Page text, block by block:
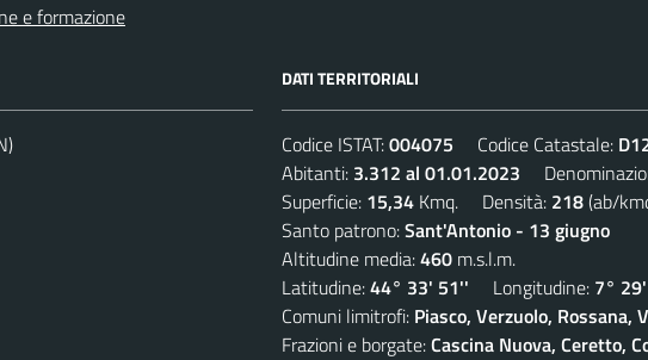
e formazione
DATI TERRITORIALI
Codice ISTAT:004075 Codice Catastale:
Abitanti: 3.312 al 01.01.2023
Superficie: 15,34 Kmq. Densità: 218(ab/
Santo patrono:Sant'Antonio - 13 giugno
Altitudine media:460 m.s.l.m.
Latitudine:44° 33' 51'' Longitudine: 7°
Comuni limitrofi: Piasco, Verzuolo, Rossana,
Frazioni e borgate:Cascina Nuova, Ceretto,